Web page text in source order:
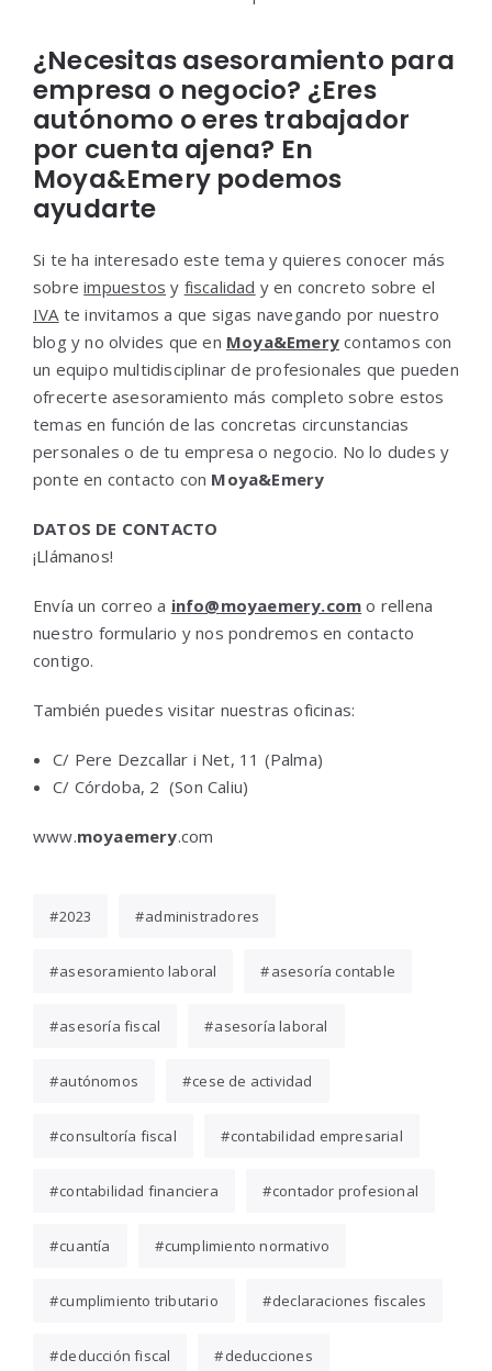
¿Necesitas asesoramiento para
empresa o negocio? ¿Eres
autónomo o eres trabajador
por cuenta ajena? En
Moya&Emery podemos
ayudarte
Si te ha interesado este tema y quieres conocer más
sobreimpuestos y fiscalidad y en concreto sobre el
IVAte invitamos a que sigas navegando por nuestro
blog y no olvides que en Moya&Emery contamos con
un equipo multidisciplinar de profesionales que pueden
ofrecerte asesoramiento más completo sobre estos
temas en función de las concretas circunstancias
personales o de tu empresa o negocio. No lo dudes y
ponte en contacto con Moya&Emery
DATOS DE CONTACTO
¡Llámanos!
Envía un correo a info@moyaemery.com o rellena
nuestro formulario y nos pondremos en contacto
contigo.
También puedes visitar nuestras oficinas:
C/ Pere Dezcallar i Net, 11 (Palma)
C/ Córdoba, 2 (Son Caliu)
www.moyaemery.com
2023 administradores
asesoramiento laboral asesoría contable
asesoría fiscal asesoría laboral
autónomos cese de actividad
consultoría fiscal contabilidad empresarial
contabilidad financiera contador profesional
cuantía cumplimiento normativo
cumplimiento tributario declaraciones fiscales
deducción fiscal deducciones